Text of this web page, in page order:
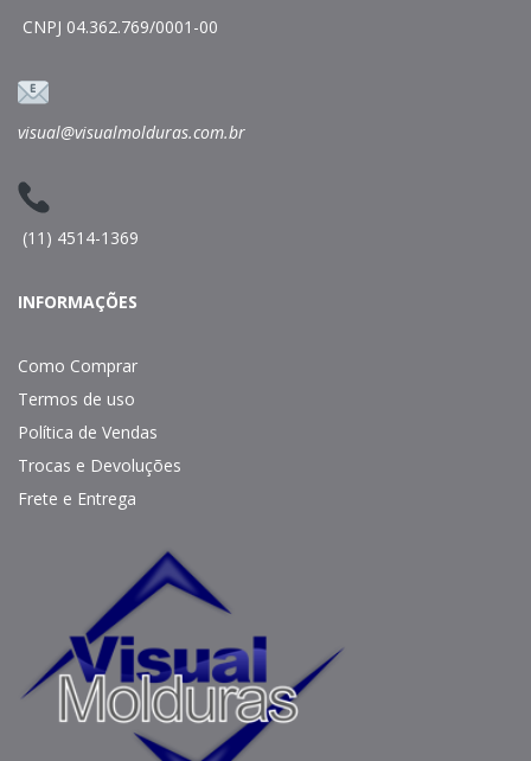
CNPJ 04.362.769/0001-00
visual@visualmolduras.com.br
(11) 4514-1369
INFORMAÇÕES
Como Comprar
Termos de uso
Política de Vendas
Trocas e Devoluções
Frete e Entrega